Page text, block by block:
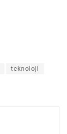
teknoloji